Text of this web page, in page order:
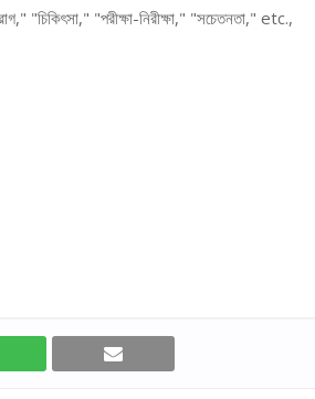
"পরীক্ষা-নিরীক্ষা," "সচেতনতা," etc.,